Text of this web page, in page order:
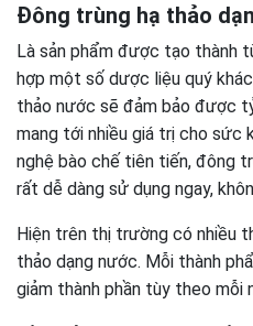
Đông trùng hạ thảo
Là sản phẩm được tạo thành
hợp một số dược liệu quý
thảo nước sẽ đảm bảo được
mang tới nhiều giá trị cho sức
nghệ bào chế tiên tiến, đông
rất dễ dàng sử dụng ngay,
Hiện trên thị trường có nhiều
thảo dạng nước. Mỗi thành
giảm thành phần tùy theo mỗi